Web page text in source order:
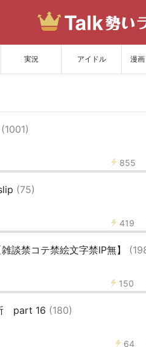
実況 アイドル 漫画
サイトを更新
(1001)
855
(75)
419
談禁コテ禁絵文字禁IP無】
150
part 16 (180)
64